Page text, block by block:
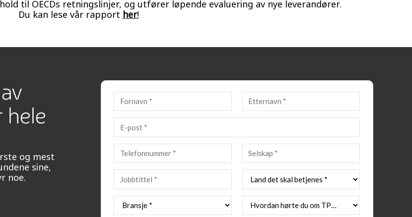
til OECDs retningslinjer, og utfører løpende evaluering av nye leverandører.
Du kan lese vår rapport her!
hele
og mest
sine,
noe.